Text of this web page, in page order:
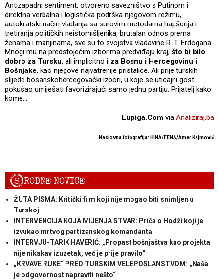
Antizapadni sentiment, otvoreno savezništvo s Putinom i
direktna verbalna i logistička podrška njegovom režimu,
autokratski način vladanja sa surovim metodama hapšenja i
tretiranja političkih neistomišljenika, brutalan odnos prema
ženama i manjinama, sve su to svojstva vladavine R. T. Erdogana.
Mnogi mu na predstojećim izborima predviđaju kraj, što bi bilo
dobro za Tursku, ali implicitno i za Bosnu i Hercegovinu i
Bošnjake, kao njegove najvatrenije pristalice. Ali prije turskih
slijede bosanskohercegovački izbori, u koje se uticajni gost
pokušao umiješati favorizirajući samo jednu partiju. Prijatelj kako
kome…
Lupiga.Com via Analiziraj.ba
Naslovna fotografija: HINA/FENA/Amer Kajmović
SRODNE NOVICE
ŽUTA PISMA: Kritički film koji nije mogao biti snimljen u
Turskoj
INTERVENCIJA KOJA MIJENJA STVAR: Priča o Hodži koji je
izvukao mrtvog partizanskog komandanta
INTERVJU-TARIK HAVERIĆ: „Propast bošnjaštva kao projekta
nije nikakav izuzetak, već je prije pravilo“
„KRVAVE RUKE“ PRED TURSKIM VELEPOSLANSTVOM: „Naša
je odgovornost napraviti nešto“